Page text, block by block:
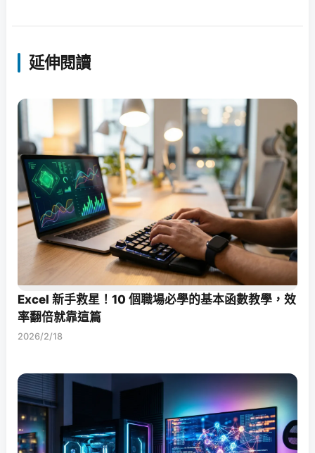
延伸閱讀
Excel 新手救星！10 個職場必學的基本函數教學，效
率翻倍就靠這篇
2026/2/18